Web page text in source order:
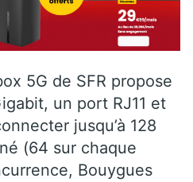
5G de SFR propose
un port RJ11 et
jusqu’à 128
(64 sur chaque
Bouygues